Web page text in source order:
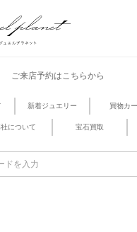
ご来店予約はこちらから
新着ジュエリー 買物カ
について 宝石買取